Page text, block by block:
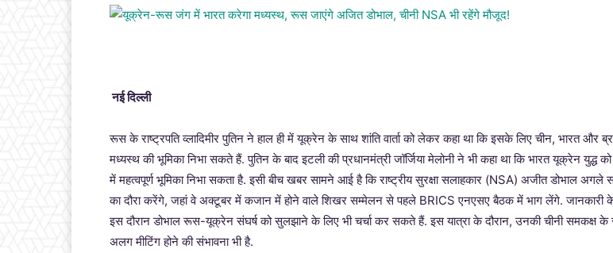
नई दिल्ली
रूस के राष्ट्रपति व्लादिमीर पुतिन ने हाल ही में यूक्रेन के साथ शांति वार्ता को लेकर कहा था कि इसके लिए चीन, भारत और
मध्यस्थ की भूमिका निभा सकते हैं. पुतिन के बाद इटली की प्रधानमंत्री जॉर्जिया मेलोनी ने भी कहा था कि भारत यूक्रेन युद्ध
में महत्वपूर्ण भूमिका निभा सकता है. इसी बीच खबर सामने आई है कि राष्ट्रीय सुरक्षा सलाहकार (NSA) अजीत डोभाल अगले
का दौरा करेंगे, जहां वे अक्टूबर में कजान में होने वाले शिखर सम्मेलन से पहले BRICS एनएसए बैठक में भाग लेंगे. जानकारी
इस दौरान डोभाल रूस-यूक्रेन संघर्ष को सुलझाने के लिए भी चर्चा कर सकते हैं. इस यात्रा के दौरान, उनकी चीनी समकक्ष
अलग मीटिंग होने की संभावना भी है.